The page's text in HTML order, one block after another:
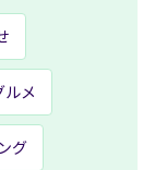
ルメ
グ